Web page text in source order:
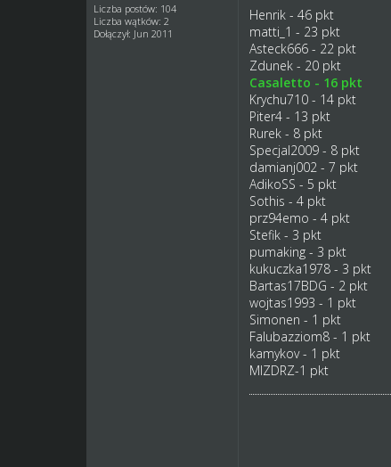
Liczba postów: 104
Liczba wątków: 2
Dołączył: Jun 2011
Henrik - 46 pkt
matti_1 - 23 pkt
Asteck666 - 22 pkt
Zdunek - 20 pkt
Casaletto - 16 pkt
Krychu710 - 14 pkt
Piter4 - 13 pkt
Rurek - 8 pkt
Specjal2009 - 8 pkt
damianj002 - 7 pkt
AdikoSS - 5 pkt
Sothis - 4 pkt
prz94emo - 4 pkt
Stefik - 3 pkt
pumaking - 3 pkt
kukuczka1978 - 3 pkt
Bartas17BDG - 2 pkt
wojtas1993 - 1 pkt
Simonen - 1 pkt
Falubazziom8 - 1 pkt
kamykov - 1 pkt
MIZDRZ-1 pkt